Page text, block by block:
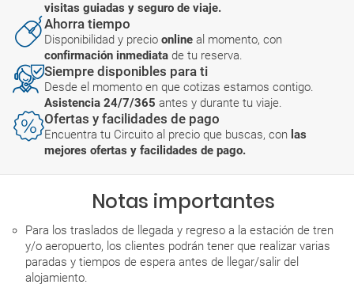
visitas guiadas y seguro de viaje.
Ahorra tiempo
Disponibilidad y precio online al momento, con
confirmación inmediata de tu reserva.
Siempre disponibles para ti
Desde el momento en que cotizas estamos contigo.
Asistencia 24/7/365 antes y durante tu viaje.
Ofertas y facilidades de pago
Encuentra tu Circuito al precio que buscas, con las
mejores ofertas y facilidades de pago.
Notas importantes
Para los traslados de llegada y regreso a la estación de tren
y/o aeropuerto, los clientes podrán tener que realizar varias
paradas y tiempos de espera antes de llegar/salir del
alojamiento.